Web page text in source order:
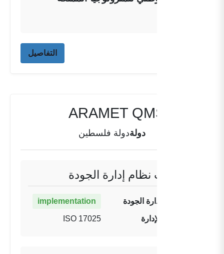
التفاصيل
ARAMET QMS PI-01
دولةدولة فلسطين
معلومات نظام إدارة الجودة
حالة نظام إدارة الجودة implementation
تنفيذ نظام الإدارة ISO 17025